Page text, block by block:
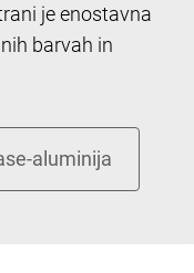
je enostavna
barvah in